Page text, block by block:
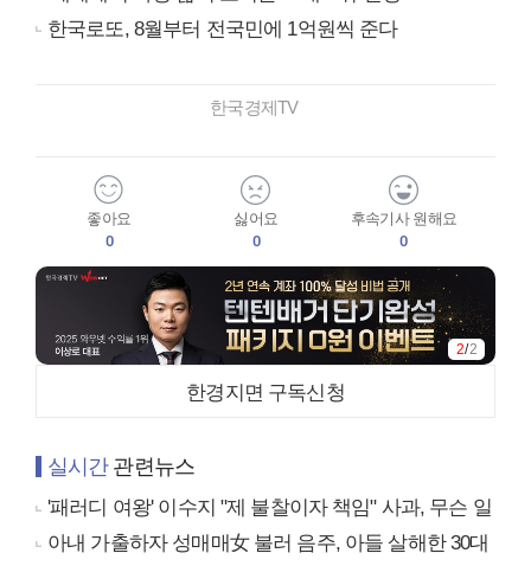
한국로또, 8월부터 전국민에 1억원씩 준다
한국경제TV
좋아요
0
싫어요
0
후속기사 원해요
0
2/2
한경지면 구독신청
실시간관련뉴스
'패러디 여왕' 이수지 "제 불찰이자 책임" 사과, 무슨 일
아내 가출하자 성매매女 불러 음주, 아들 살해한 30대